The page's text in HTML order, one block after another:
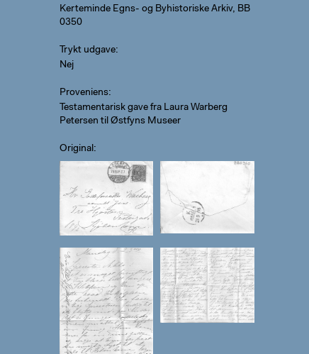
Kerteminde Egns- og Byhistoriske Arkiv, BB
0350
Trykt udgave
Nej
Proveniens
Testamentarisk gave fra Laura Warberg
Petersen til Østfyns Museer
Original